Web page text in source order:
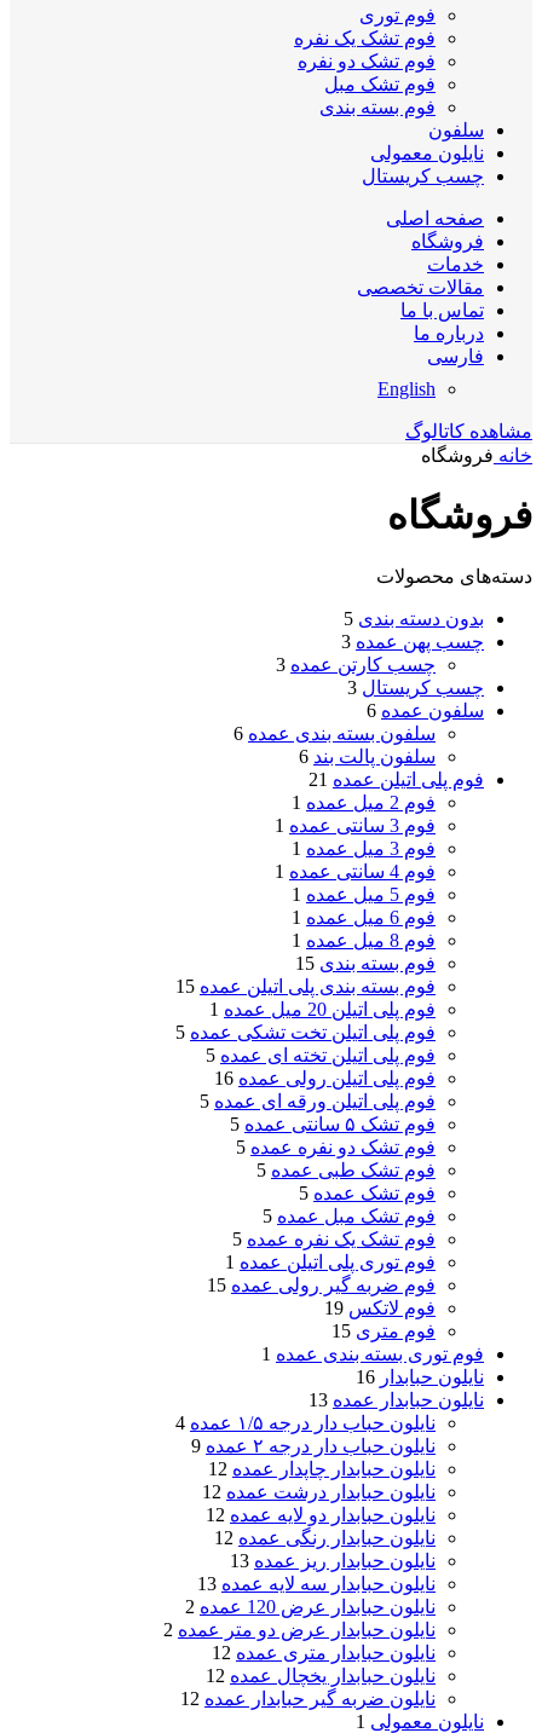
فوم توری
فوم تشک یک نفره
فوم تشک دو نفره
فوم تشک مبل
فوم بسته بندی
سلفون
نایلون معمولی
چسب کریستال
صفحه اصلی
فروشگاه
خدمات
مقالات تخصصی
تماس با ما
درباره ما
فارسی
English
مشاهده کاتالوگ
خانه فروشگاه
فروشگاه
دسته‌های محصولات
بدون دسته بندی 5
چسب پهن عمده 3
چسب کارتن عمده 3
چسب کریستال 3
سلفون عمده 6
سلفون بسته بندی عمده 6
سلفون پالت بند 6
فوم پلی اتیلن عمده 21
فوم 2 میل عمده
1
فوم 3 سانتی عمده
1
فوم 3 میل عمده
1
فوم 4 سانتی عمده
1
فوم 5 میل عمده
1
فوم 6 میل عمده
1
فوم 8 میل عمده
1
فوم بسته بندی 15
فوم بسته بندی پلی اتیلن عمده 15
فوم پلی اتیلن 20 میل عمده
1
فوم پلی اتیلن تخت تشکی عمده 5
فوم پلی اتیلن تخته ای عمده 5
فوم پلی اتیلن رولی عمده 16
فوم پلی اتیلن ورقه ای عمده 5
فوم تشک ۵ سانتی عمده
5
فوم تشک دو نفره عمده 5
فوم تشک طبی عمده 5
فوم تشک عمده 5
فوم تشک مبل عمده 5
فوم تشک یک نفره عمده 5
فوم توری پلی اتیلن عمده 1
فوم ضربه گیر رولی عمده 15
فوم لاتکس 19
فوم متری 15
فوم توری بسته بندی عمده 1
نایلون حبابدار 16
نایلون حبابدار عمده 13
نایلون حباب دار درجه ۱/۵ عمده
4
نایلون حباب دار درجه ۲ عمده
9
نایلون حبابدار چاپدار عمده 12
نایلون حبابدار درشت عمده 12
نایلون حبابدار دو لایه عمده 12
نایلون حبابدار رنگی عمده 12
نایلون حبابدار ریز عمده 13
نایلون حبابدار سه لایه عمده 13
نایلون حبابدار عرض 120 عمده
2
نایلون حبابدار عرض دو متر عمده 2
نایلون حبابدار متری عمده 12
نایلون حبابدار یخچال عمده 12
نایلون ضربه گیر حبابدار عمده 12
نایلون معمولی 1